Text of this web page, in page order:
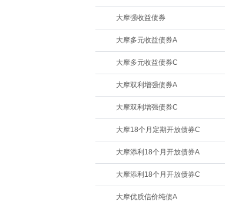
大摩强收益债券
大摩多元收益债券A
大摩多元收益债券C
大摩双利增强债券A
大摩双利增强债券C
大摩18个月定期开放债券C
大摩添利18个月开放债券A
大摩添利18个月开放债券C
大摩优质信价纯债A